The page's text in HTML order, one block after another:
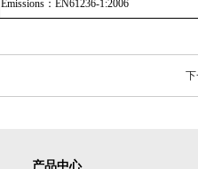
Emissions ：EN61236-1:2006
产品中心